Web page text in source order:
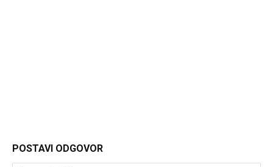
POSTAVI ODGOVOR